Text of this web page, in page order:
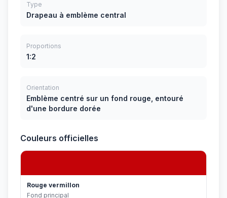
Type
Drapeau à emblème central
Proportions
1:2
Orientation
Emblème centré sur un fond rouge, entouré
d'une bordure dorée
Couleurs officielles
Rouge vermillon
Fond principal